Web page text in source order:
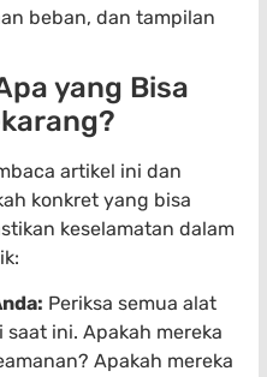
beban, dan tampilan
yang Bisa
artikel ini dan
konkret yang bisa
keselamatan dalam
Periksa semua alat
ini. Apakah mereka
Apakah mereka